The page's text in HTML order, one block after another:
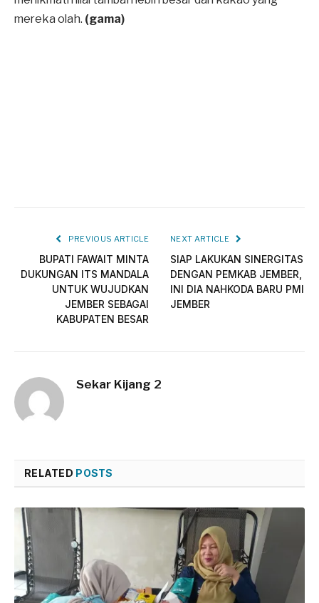
mereka olah. (gama)
PREVIOUS ARTICLE
BUPATI FAWAIT MINTA
DUKUNGAN ITS MANDALA
UNTUK WUJUDKAN
JEMBER SEBAGAI
KABUPATEN BESAR
NEXT ARTICLE
SIAP LAKUKAN SINERGITAS
DENGAN PEMKAB JEMBER,
INI DIA NAHKODA BARU PMI
JEMBER
Sekar Kijang 2
RELATED POSTS